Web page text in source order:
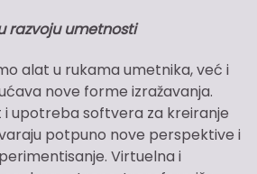
razvoju umetnosti
alat u rukama umetnika, već i
nove forme izražavanja.
upotreba softvera za kreiranje
potpuno nove perspektive i
Virtuelna i